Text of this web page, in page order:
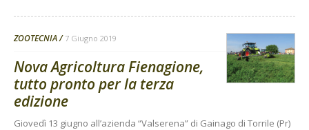
ZOOTECNIA 7 Giugno 2019
Nova Agricoltura Fienagione,
tutto pronto per la terza
edizione
Giovedì 13 giugno all’azienda “Valserena” di Gainago di Torrile (Pr)